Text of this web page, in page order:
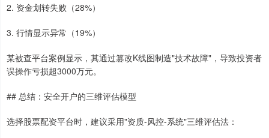
2. 资金划转失败（28%）
3. 行情显示异常（19%）
某被查平台案例显示，其通过篡改K线图制造"技术故障"，导致投资者
误操作亏损超3000万元。
## 总结：安全开户的三维评估模型
选择股票配资平台时，建议采用"资质-风控-系统"三维评估法：
上证综指 3940.04 +39.68 +1.02%